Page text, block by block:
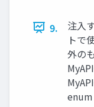
9.
注入
トで
外の